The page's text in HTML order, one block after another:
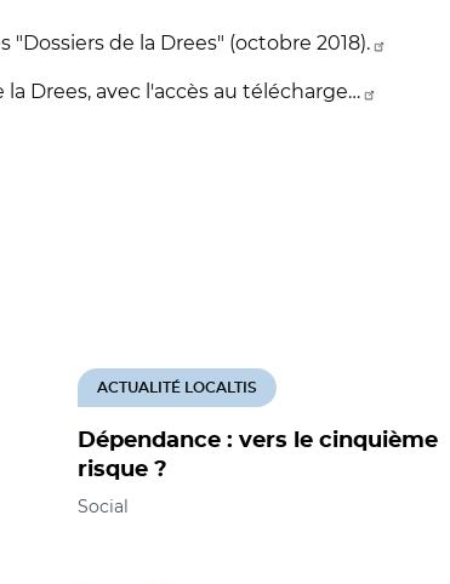
de la Drees" (octobre 2018).
Drees, avec l'accès au télécharge…
Dépendance : vers le cinquième
risque ?
ACTUALITÉ LOCALTIS
Social